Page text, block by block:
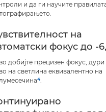
и да ги научите
на
фокус до -
добијте прецизен фокус,
на светлина еквивалентно на
4.